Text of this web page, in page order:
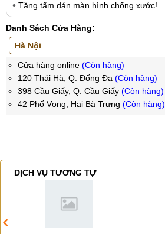
Tặng tấm dán màn hình chống xước!
Danh Sách Cửa Hàng:
Cửa hàng online (Còn hàng)
120 Thái Hà, Q. Đống Đa (Còn hàng)
398 Cầu Giấy, Q. Cầu Giấy (Còn hàng)
42 Phố Vọng, Hai Bà Trưng (Còn hàng)
DỊCH VỤ TƯƠNG TỰ